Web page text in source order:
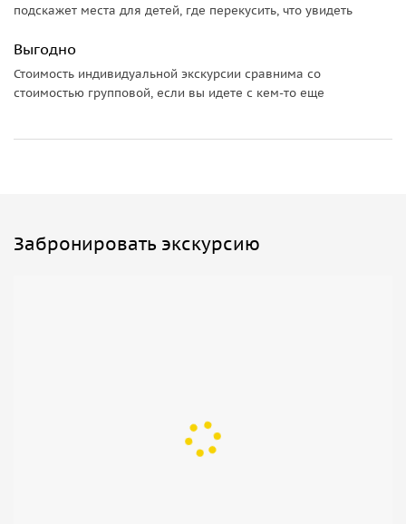
идеальное завершение маршрута перед возвращением в
подскажет места для детей, где перекусить, что увидеть
Выгодно
Стоимость индивидуальной экскурсии сравнима со
стоимостью групповой, если вы идете с кем-то еще
Забронировать экскурсию